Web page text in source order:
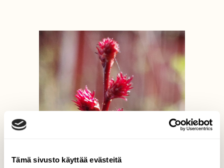
Tämä sivusto käyttää evästeitä